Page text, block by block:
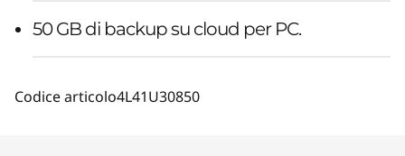
50 GB di backup su cloud per PC.
Codice articolo4L41U30850